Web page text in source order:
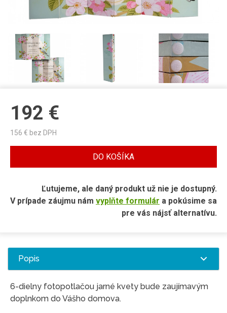
192 €
156 € bez DPH
DO KOŠÍKA
Ľutujeme, ale daný produkt už nie je dostupný.
V prípade záujmu nám vyplňte formulár a pokúsime sa
pre vás nájsť alternatívu.
Popis
6-dielny fotopotlačou jarné kvety bude zaujímavým
doplnkom do Vášho domova.